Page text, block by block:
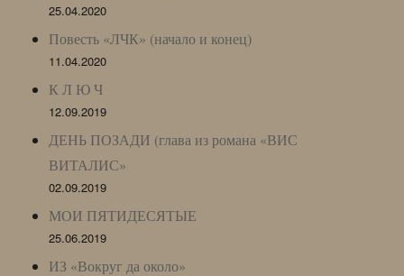
25.04.2020
Повесть «ЛЧК» (начало и конец)
11.04.2020
К Л Ю Ч
12.09.2019
ДЕНЬ ПОЗАДИ (глава из романа «ВИС
ВИТАЛИС»
02.09.2019
МОИ ПЯТИДЕСЯТЫЕ
25.06.2019
ИЗ «Вокруг да около»